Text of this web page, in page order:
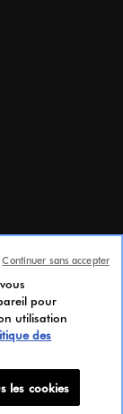
pour
utilisation
des
les cookies
Continuer sans accepter